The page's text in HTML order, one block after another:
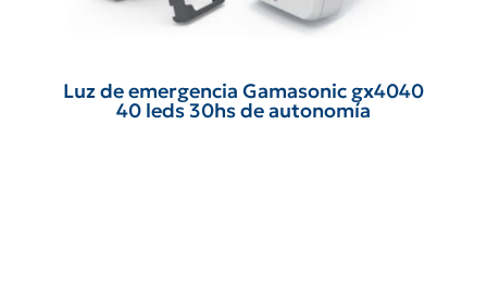
Luz de emergencia Gamasonic gx4040
40 leds 30hs de autonomía